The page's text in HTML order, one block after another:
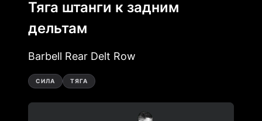
Тяга штанги к задним
дельтам
Barbell Rear Delt Row
СИЛА ТЯГА